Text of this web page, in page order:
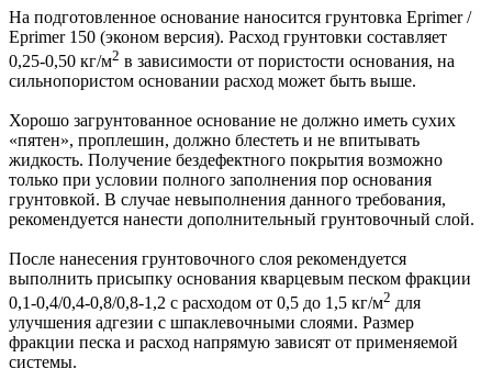
На подготовленное основание наносится грунтовка Eprimer /
Eprimer 150 (эконом версия). Расход грунтовки составляет
0,25-0,50 кг/м2 в зависимости от пористости основания, на
сильнопористом основании расход может быть выше.
Хорошо загрунтованное основание не должно иметь сухих
«пятен», проплешин, должно блестеть и не впитывать
жидкость. Получение бездефектного покрытия возможно
только при условии полного заполнения пор основания
грунтовкой. В случае невыполнения данного требования,
рекомендуется нанести дополнительный грунтовочный слой.
После нанесения грунтовочного слоя рекомендуется
выполнить присыпку основания кварцевым песком фракции
0,1-0,4/0,4-0,8/0,8-1,2 с расходом от 0,5 до 1,5 кг/м2 для
улучшения адгезии с шпаклевочными слоями. Размер
фракции песка и расход напрямую зависят от применяемой
системы.